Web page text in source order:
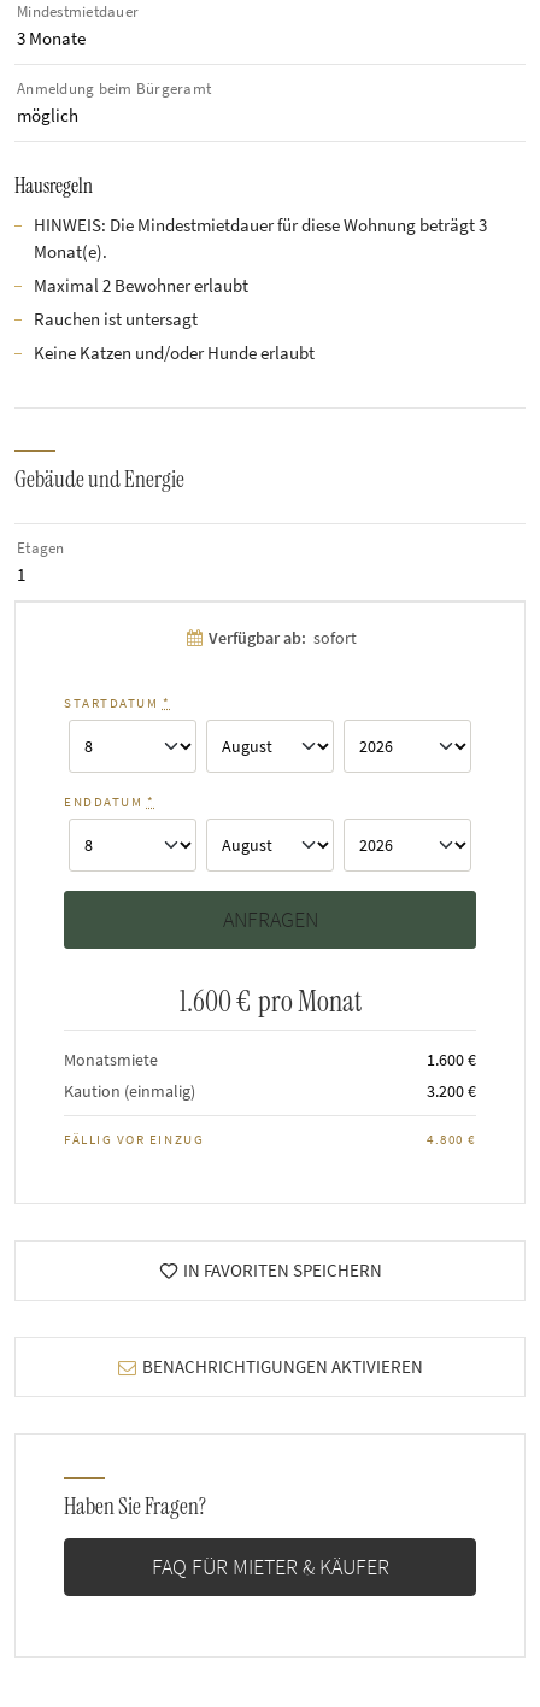
Mindestmietdauer
3 Monate
Anmeldung beim Bürgeramt
möglich
Hausregeln
HINWEIS: Die Mindestmietdauer für diese Wohnung beträgt 3
Monat(e).
Maximal 2 Bewohner erlaubt
Rauchen ist untersagt
Keine Katzen und/oder Hunde erlaubt
Gebäude und Energie
Etagen
1
Verfügbar ab: sofort
STARTDATUM *
ENDDATUM *
1.600 € pro Monat
Monatsmiete
1.600 €
Kaution (einmalig)
3.200 €
FÄLLIG VOR EINZUG 4.800 €
IN FAVORITEN SPEICHERN
BENACHRICHTIGUNGEN AKTIVIEREN
Haben Sie Fragen?
FAQ FÜR MIETER & KÄUFER